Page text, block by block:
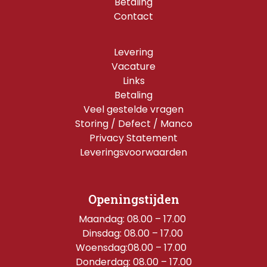
Contact
Levering
Vacature
Links
Betaling
Veel gestelde vragen
Storing / Defect / Manco
Privacy Statement
Leveringsvoorwaarden
Openingstijden
Maandag: 08.00 – 17.00
Dinsdag: 08.00 – 17.00
Woensdag:08.00 – 17.00
Donderdag: 08.00 – 17.00